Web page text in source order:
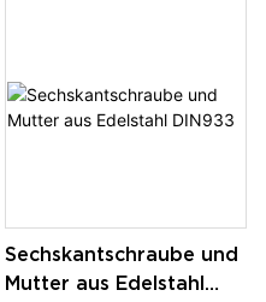
Sechskantschraube und
Mutter aus Edelstahl